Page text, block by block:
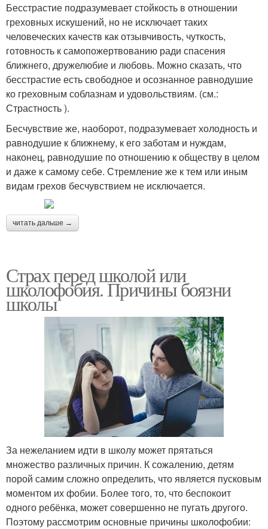
Бесстрастие подразумевает стойкость в отношении
греховных искушений, но не исключает таких
человеческих качеств как отзывчивость, чуткость,
готовность к самопожертвованию ради спасения
ближнего, дружелюбие и любовь. Можно сказать, что
бесстрастие есть свободное и осознанное равнодушие
ко греховным соблазнам и удовольствиям. (см.:
Страстность ).
Бесчувствие же, наоборот, подразумевает холодность и
равнодушие к ближнему, к его заботам и нуждам,
наконец, равнодушие по отношению к обществу в целом
и даже к самому себе. Стремление же к тем или иным
видам грехов бесчувствием не исключается.
читать дальше →
Страх перед школой или
школофобия. Причины боязни
школы
За нежеланием идти в школу может прятаться
множество различных причин. К сожалению, детям
порой самим сложно определить, что является пусковым
моментом их фобии. Более того, то, что беспокоит
одного ребёнка, может совершенно не пугать другого.
Поэтому рассмотрим основные причины школофобии: